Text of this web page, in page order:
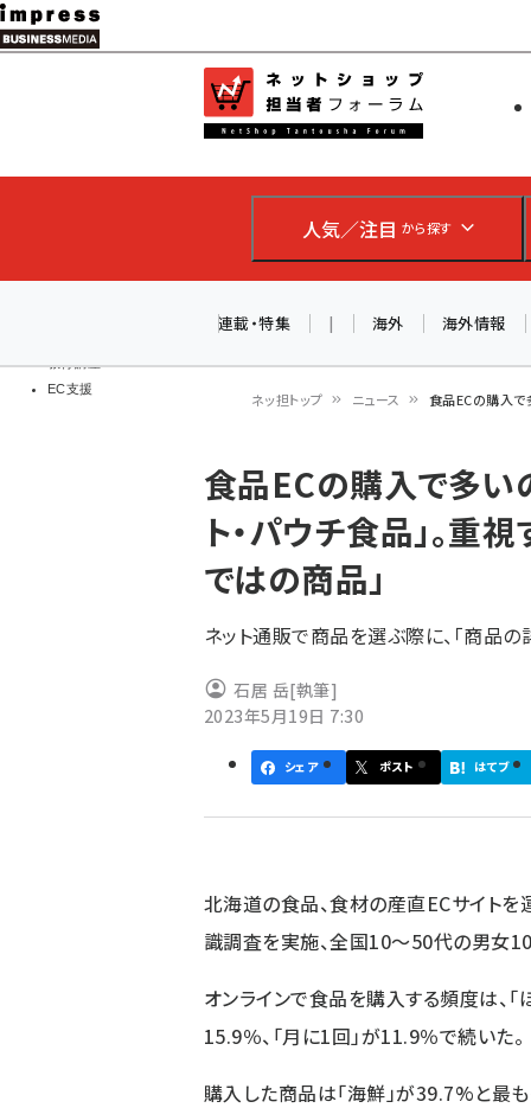
メ
イ
ン
ツ
移
教育講座
EC支援
人気／注目 から探す
連載・特集 | 海外 海外情報
ン
く
ず
ネッ担トップ ニュース 食品ECの購入で
食品ECの購入で多い
ト・パウチ食品」。重
ではの商品」
ネット通販で商品を選ぶ際に、「商品
石居 岳[執筆]
2023年5月19日 7:30
シェア ポスト はてブ
北海道の食品、食材の産直ECサイトを
識調査を実施、全国10～50代の男女
オンラインで食品を購入する頻度は、
15.9％、「月に1回」が11.9％で続いた。
購入した商品は「海鮮」が39.7%と最も